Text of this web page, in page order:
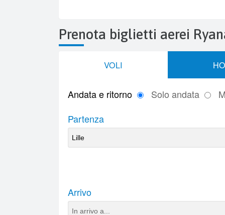
Prenota biglietti aerei